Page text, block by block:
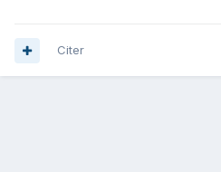
Citer